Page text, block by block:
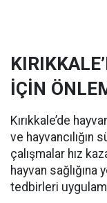
İÇİN
Kırıkkale’de
ve hayvancılığın
çalışmalar hız
hayvan
tedbirleri